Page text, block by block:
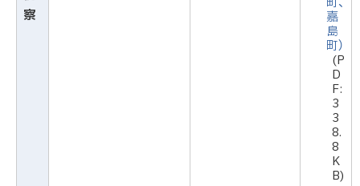
察
嘉
島
町）
(P
D
F:
3
3
8.
8
K
B)